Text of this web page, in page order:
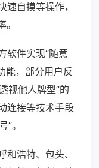
自摸等操作，
软件实现“随意
能，部分用户反
视他人牌型”的
连接等技术手段
。
浩特、包头、